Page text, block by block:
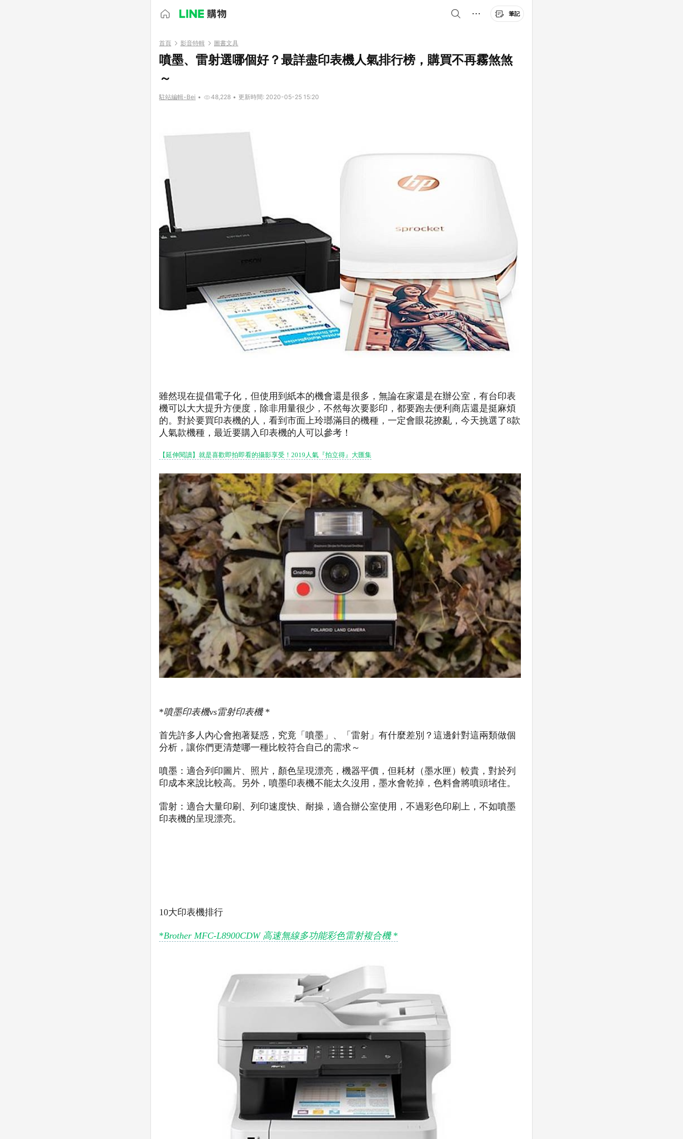
筆記
首頁 影音特輯 圖書文具
噴墨、雷射選哪個好？最詳盡印表機人氣排行榜，購買不再霧煞煞
～
駐站編輯-Bei • 48,228 • 更新時間: 2020-05-25 15:20
雖然現在提倡電子化，但使用到紙本的機會還是很多，無論在家還是在辦公室，有台印表
機可以大大提升方便度，除非用量很少，不然每次要影印，都要跑去便利商店還是挺麻煩
的。對於要買印表機的人，看到市面上玲瑯滿目的機種，一定會眼花撩亂，今天挑選了8款
人氣款機種，最近要購入印表機的人可以參考！
【延伸閱讀】就是喜歡即拍即看的攝影享受！2019人氣『拍立得』大匯集
*噴墨印表機vs雷射印表機 *
首先許多人內心會抱著疑惑，究竟「噴墨」、「雷射」有什麼差別？這邊針對這兩類做個
分析，讓你們更清楚哪一種比較符合自己的需求～
噴墨：適合列印圖片、照片，顏色呈現漂亮，機器平價，但耗材（墨水匣）較貴，對於列
印成本來說比較高。另外，噴墨印表機不能太久沒用，墨水會乾掉，色料會將噴頭堵住。
雷射：適合大量印刷、列印速度快、耐操，適合辦公室使用，不過彩色印刷上，不如噴墨
印表機的呈現漂亮。
10大印表機排行
*Brother MFC-L8900CDW 高速無線多功能彩色雷射複合機 *